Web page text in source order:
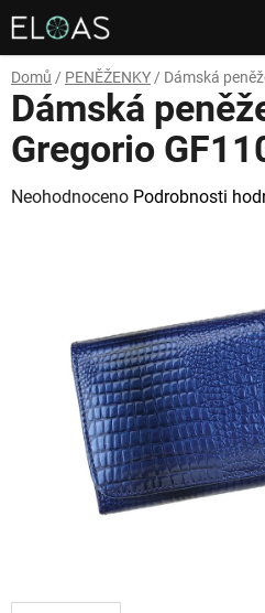
Přejít
na
obsah
Domů / PENĚŽENKY / Dámská
Dámská
Gregorio
Průměrné
hvězdiček.
Neohodnoceno Podrobnosti